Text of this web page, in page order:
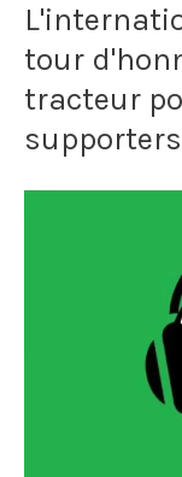
tour
tracteur